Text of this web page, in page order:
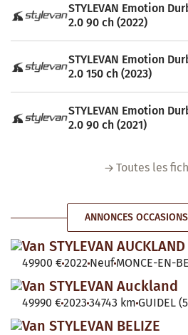
STYLEVAN Emotion
2.0 90 ch (2022)
STYLEVAN Emotion
2.0 150 ch (2023)
STYLEVAN Emotion
2.0 90 ch (2021)
Toutes les
ANNONCES
Van STYLEVAN
49900 €2022 Neuf MONCE-EN-
Van STYLEVAN Auckland
49990 €2023 34743 km GUIDEL
Van STYLEVAN BELIZE